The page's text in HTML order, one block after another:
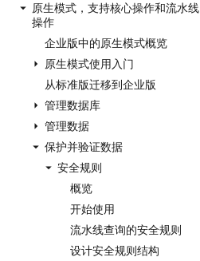
原生模式，支持核心操作和流水线
操作
企业版中的原生模式概览
原生模式使用入门
从标准版迁移到企业版
管理数据库
管理数据
保护并验证数据
安全规则
概览
开始使用
流水线查询的安全规则
设计安全规则结构